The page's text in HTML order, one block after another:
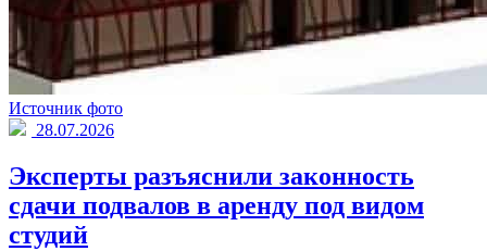
Источник фото
28.07.2026
Эксперты разъяснили законность
сдачи подвалов в аренду под видом
студий